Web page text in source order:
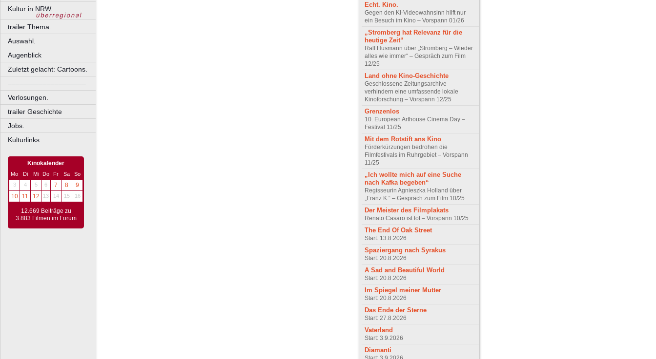
Kultur in NRW.
trailer Thema.
Auswahl.
Augenblick
Zuletzt gelacht: Cartoons.
––––––––––––––––––––
Verlosungen.
trailer Geschichte
Jobs.
Kulturlinks.
Kinokalender
Mo Di Mi Do Fr Sa
So
3
4 5 6 7 8
9
10
11 12 13 14 15 16
12.669 Beiträge zu
3.883 Filmen im Forum
Echt. Kino.
Gegen den KI-Videowahnsinn hilft nur
ein Besuch im Kino – Vorspann 01/26
„Stromberg hat Relevanz für die
heutige Zeit“
Ralf Husmann über „Stromberg – Wieder
alles wie immer“ – Gespräch zum Film
12/25
Land ohne Kino-Geschichte
Geschlossene Zeitungsarchive
verhindern eine umfassende lokale
Kinoforschung – Vorspann 12/25
Grenzenlos
10. European Arthouse Cinema Day –
Festival 11/25
Mit dem Rotstift ans Kino
Förderkürzungen bedrohen die
Filmfestivals im Ruhrgebiet – Vorspann
11/25
„Ich wollte mich auf eine Suche
nach Kafka begeben“
Regisseurin Agnieszka Holland über
„Franz K.“ – Gespräch zum Film 10/25
Der Meister des Filmplakats
Renato Casaro ist tot – Vorspann 10/25
The End Of Oak Street
Start: 13.8.2026
Spaziergang nach Syrakus
Start: 20.8.2026
A Sad and Beautiful World
Start: 20.8.2026
Im Spiegel meiner Mutter
Start: 20.8.2026
Das Ende der Sterne
Start: 27.8.2026
Vaterland
Start: 3.9.2026
Diamanti